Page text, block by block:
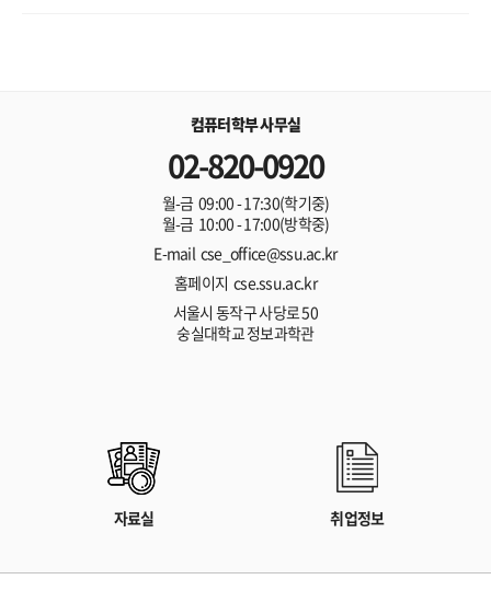
컴퓨터학부 사무실
02-820-0920
월-금 09:00 - 17:30(학기중)
월-금 10:00 - 17:00(방학중)
E-mail cse_office@ssu.ac.kr
홈페이지 cse.ssu.ac.kr
서울시 동작구 사당로 50
숭실대학교 정보과학관
자료실 취업정보